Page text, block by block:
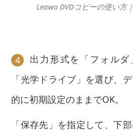
Leawo DVDコピーの使い方
4
出力形式を「フォルダ
「光学ドライブ」を選び、
的に初期設定のままでOK。
「保存先」を指定して、下